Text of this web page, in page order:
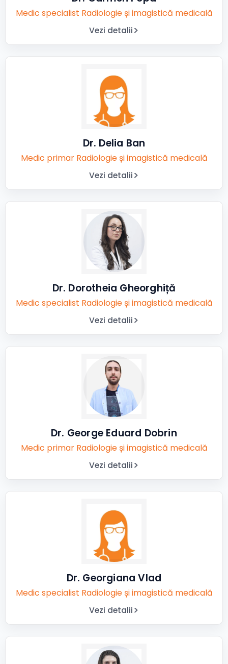
Medic specialist Radiologie și imagistică medicală
Vezi detalii
Dr. Delia Ban
Medic primar Radiologie și imagistică medicală
Vezi detalii
Dr. Dorotheia Gheorghiță
Medic specialist Radiologie și imagistică medicală
Vezi detalii
Dr. George Eduard Dobrin
Medic primar Radiologie și imagistică medicală
Vezi detalii
Dr. Georgiana Vlad
Medic specialist Radiologie și imagistică medicală
Vezi detalii